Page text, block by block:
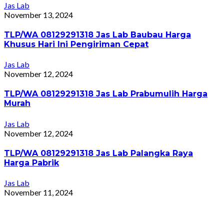
Jas Lab
November 13, 2024
TLP/WA 08129291318 Jas Lab Baubau Harga
Khusus Hari Ini Pengiriman Cepat
Jas Lab
November 12, 2024
TLP/WA 08129291318 Jas Lab Prabumulih Harga
Murah
Jas Lab
November 12, 2024
TLP/WA 08129291318 Jas Lab Palangka Raya
Harga Pabrik
Jas Lab
November 11, 2024